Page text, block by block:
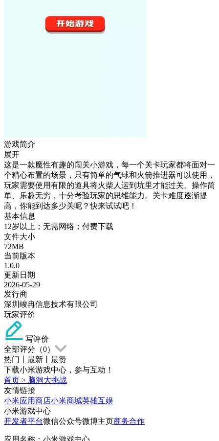
游戏简介
展开
这是一款魔性有趣的闯关小游戏，每一个关卡玩家都将面对一
个精心布置的场景，只有简单的气球和火箭推进器可以使用，
玩家需要使用有限的道具将火柴人运到坑里才能过关。操作简
单、乐趣无穷，十分考验玩家的思维能力。关卡难度逐渐提
高，你能到达多少关呢？快来试试吧！
基本信息
12岁以上；无需网络；付费下载
文件大小
72MB
当前版本
1.0.0
更新日期
2026-05-29
发行商
深圳峻冉信息技术有限公司
玩家评价
写评价
全部评分（0）
热门
最新
最赞
下载小米游戏中心，参与互动！
首页 > 脑洞大挑战
友情链接
小米应用商店小米商城英雄互娱
小米游戏中心
开发者平台微信公众号微博主页商务合作
应用名称：小米游戏中心